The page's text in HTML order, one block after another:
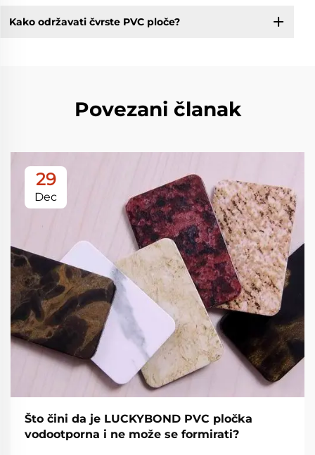
Kako održavati čvrste PVC ploče?
Povezani članak
29
Dec
Što čini da je LUCKYBOND PVC pločka
vodootporna i ne može se formirati?